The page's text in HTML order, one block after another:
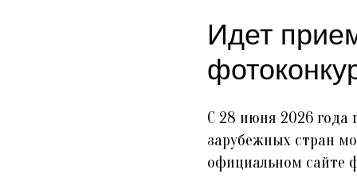
Идет
С 28 июня 2026 года
зарубежных стран
официальном сайте